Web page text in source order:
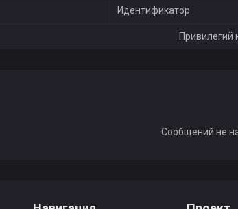
Stumen
Идентификатор
Привилегий
Сообщений не